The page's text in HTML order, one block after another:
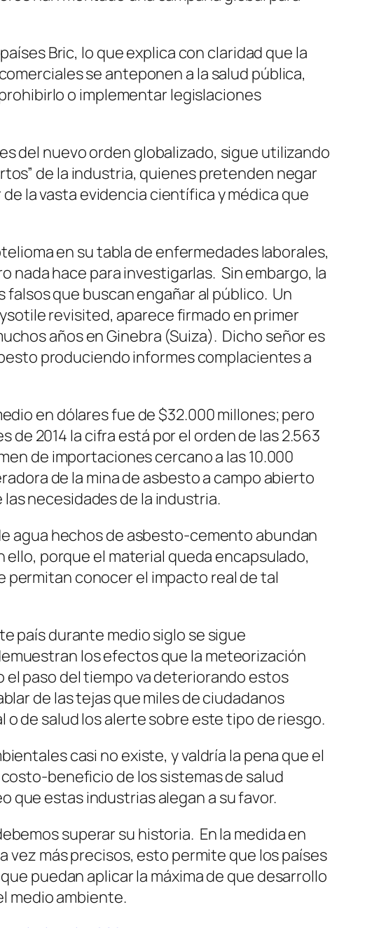
Bric, lo que explica con claridad que la
se anteponen a la salud pública,
o implementar legislaciones
del nuevo orden globalizado, sigue utilizando
de la industria, quienes pretenden negar
la vasta evidencia científica y médica que
en su tabla de enfermedades laborales,
nada hace para investigarlas. Sin embargo, la
que buscan engañar al público. Un
revisited, aparece firmado en primer
años en Ginebra (Suiza). Dicho señor es
produciendo informes complacientes a
en dólares fue de $32.000 millones; pero
de 2014 la cifra está por el orden de las 2.563
de importaciones cercano a las 10.000
de la mina de asbesto a campo abierto
necesidades de la industria.
agua hechos de asbesto-cemento abundan
porque el material queda encapsulado,
conocer el impacto real de tal
país durante medio siglo se sigue
los efectos que la meteorización
paso del tiempo va deteriorando estos
de las tejas que miles de ciudadanos
de salud los alerte sobre este tipo de riesgo.
casi no existe, y valdría la pena que el
beneficio de los sistemas de salud
que estas industrias alegan a su favor.
superar su historia. En la medida en
vez más precisos, esto permite que los países
puedan aplicar la máxima de que desarrollo
medio ambiente.